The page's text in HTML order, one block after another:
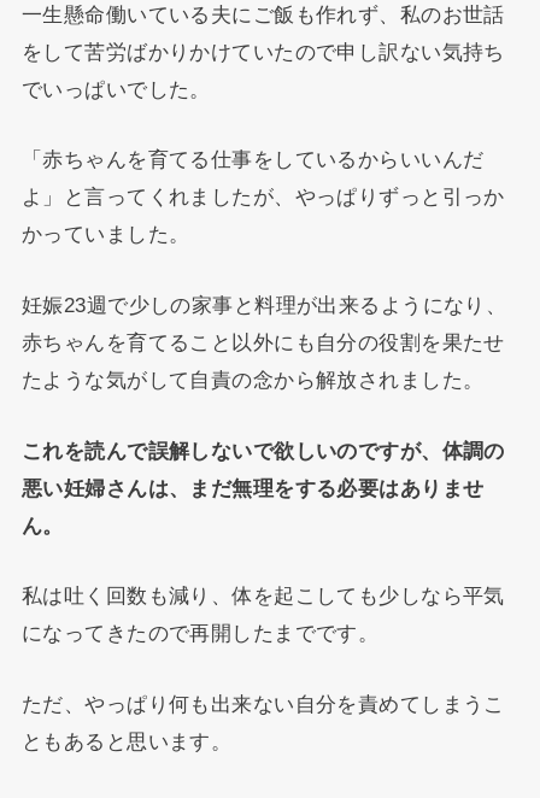
一生懸命働いている夫にご飯も作れず、私のお世話
をして苦労ばかりかけていたので申し訳ない気持ち
でいっぱいでした。
「赤ちゃんを育てる仕事をしているからいいんだ
よ」と言ってくれましたが、やっぱりずっと引っか
かっていました。
妊娠23週で少しの家事と料理が出来るようになり、
赤ちゃんを育てること以外にも自分の役割を果たせ
たような気がして自責の念から解放されました。
これを読んで誤解しないで欲しいのですが、体調の
悪い妊婦さんは、まだ無理をする必要はありませ
ん。
私は吐く回数も減り、体を起こしても少しなら平気
になってきたので再開したまでです。
ただ、やっぱり何も出来ない自分を責めてしまうこ
ともあると思います。